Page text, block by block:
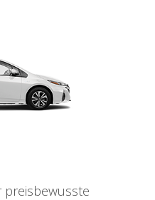
preisbewusste